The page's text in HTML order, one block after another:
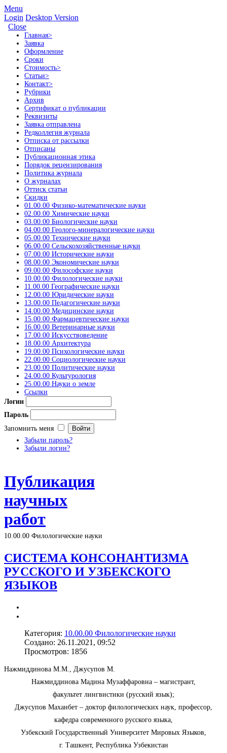
Menu
Login Desktop Version
Close
Главная>
Заявка
Оформление
Сроки
Стоимость>
Статьи>
Контакт>
Рубрики
Архив
Сертификат о публикации
Реквизиты
Заявка отправлена
Редколлегия журнала
Отписка от рассылки
Отписаны
Публикационная этика
Порядок рецензирования
Политика журнала
О журналах
Оттиск статьи
Скидки
01.00.00 Физико-математические науки
02.00.00 Химические науки
03.00.00 Биологические науки
04.00.00 Геолого-минералогические науки
05.00.00 Технические науки
06.00.00 Сельскохозяйственные науки
07.00.00 Исторические науки
08.00.00 Экономические науки
09.00.00 Философские науки
10.00.00 Филологические науки
11.00.00 Географические науки
12.00.00 Юридические науки
13.00.00 Педагогические науки
14.00.00 Медицинские науки
15.00.00 Фармацевтические науки
16.00.00 Ветеринарные науки
17.00.00 Искусствоведение
18.00.00 Архитектура
19.00.00 Психологические науки
22.00.00 Социологические науки
23.00.00 Политические науки
24.00.00 Культурология
25.00.00 Науки о земле
Ссылки
Логин
Пароль
Запомнить меня
Забыли пароль?
Забыли логин?
Публикация
научных
работ
10.00.00 Филологические науки
СИСТЕМА КОНСОНАНТИЗМА
РУССКОГО И УЗБЕКСКОГО
ЯЗЫКОВ
Категория: 10.00.00 Филологические науки
Создано: 26.11.2021, 09:52
Просмотров: 1856
Нажмиддинова М.М., Джусупов М.
Нажмиддинова Мадина Музаффаровна – магистрант,
факультет лингвистики (русский язык);
Джусупов Маханбет – доктор филологических наук, профессор,
кафедра современного русского языка,
Узбекский Государственный Университет Мировых Языков,
г. Ташкент, Республика Узбекистан